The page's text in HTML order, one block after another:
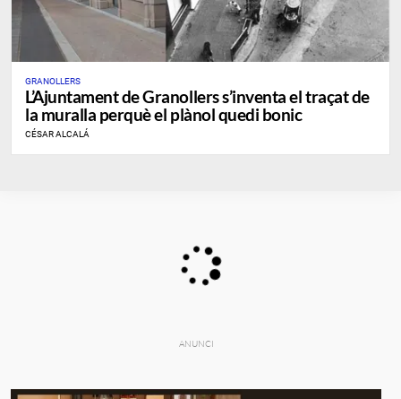
GRANOLLERS
L’Ajuntament de Granollers s’inventa el traçat de
la muralla perquè el plànol quedi bonic
CÉSAR ALCALÁ